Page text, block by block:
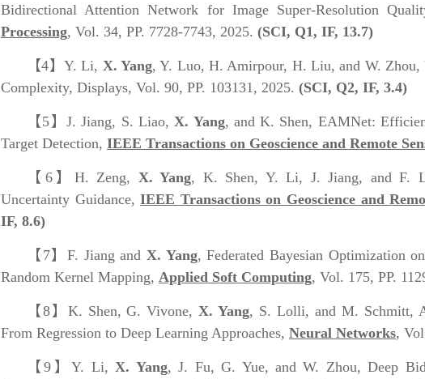
Bidirectional Attention Network for Image Super-Resolution
Processing, Vol. 34, PP. 7728-7743, 2025. (SCI, Q1, IF, 13.7)
【4】 Y. Li, X. Yang, Y. Luo, H. Amirpour, H. Liu, and W.
Complexity, Displays, Vol. 90, PP. 103131, 2025. (SCI, Q2, IF, 3.4)
【5】 J. Jiang, S. Liao,X. Yang, and K. Shen, EAMNet:
Target Detection, IEEE Transactions on Geoscience and Remote
【6】 H. Zeng, X. Yang, K. Shen, Y. Li, J. Jiang, and F.
Uncertainty Guidance,IEEE Transactions on Geoscience and
IF, 8.6)
【7】 F. Jiang and X. Yang, Federated Bayesian Optimization
Random Kernel Mapping, Applied Soft Computing, Vol. 175, PP.
【8】 K. Shen, G. Vivone,X. Yang, S. Lolli, and M. Schmitt,
From Regression to Deep Learning Approaches, Neural Networks,
【9】Y. Li,X. Yang, J. Fu, G. Yue, and W. Zhou, Deep